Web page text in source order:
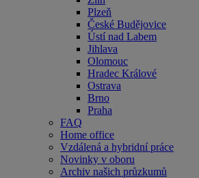
Plzeň
České Budějovice
Ústí nad Labem
Jihlava
Olomouc
Hradec Králové
Ostrava
Brno
Praha
FAQ
Home office
Vzdálená a hybridní práce
Novinky v oboru
Archiv našich průzkumů